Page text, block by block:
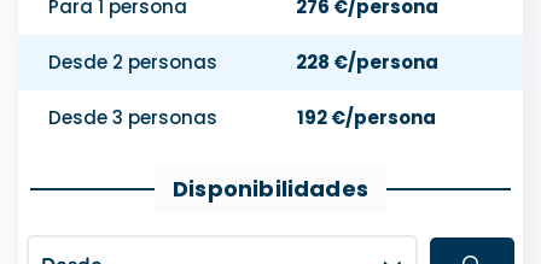
Para 1 persona 276 €/persona
Desde 2 personas 228 €/persona
Desde 3 personas 192 €/persona
Disponibilidades